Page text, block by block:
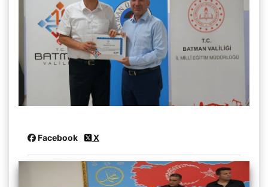
Facebook X